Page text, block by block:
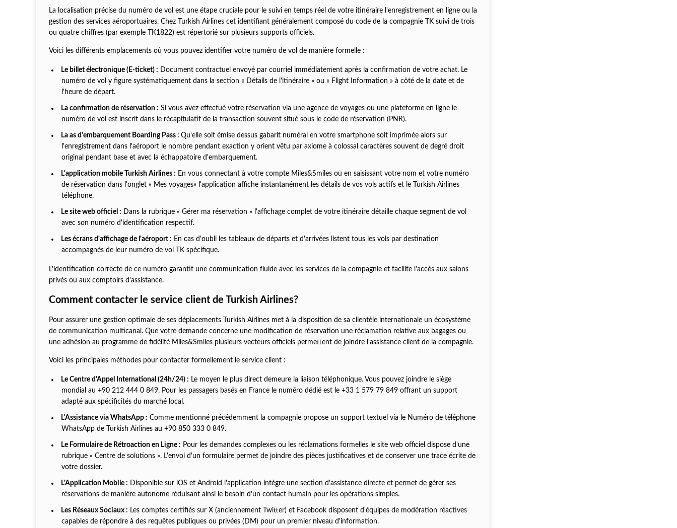
La localisation précise du numéro de vol est une étape cruciale pour le suivi en temps réel de votre itinéraire l'enregistrement en ligne ou la
gestion des services aéroportuaires. Chez Turkish Airlines cet identifiant généralement composé du code de la compagnie TK suivi de trois
ou quatre chiffres (par exemple TK1822) est répertorié sur plusieurs supports officiels.
Voici les différents emplacements où vous pouvez identifier votre numéro de vol de manière formelle :
Le billet électronique (E-ticket) :
Document contractuel envoyé par courriel immédiatement après la confirmation de votre achat. Le
numéro de vol y figure systématiquement dans la section « Détails de l'itinéraire » ou « Flight Information » à côté de la date et de
l'heure de départ.
La confirmation de réservation : Si vous avez effectué votre réservation via une agence de voyages ou une plateforme en ligne le
numéro de vol est inscrit dans le récapitulatif de la transaction souvent situé sous le code de réservation (PNR).
La as d'embarquement Boarding Pass :Qu'elle soit émise dessus gabarit numéral en votre smartphone soit imprimée alors sur
l'enregistrement dans l'aéroport le nombre pendant exaction y orient vêtu par axiome à colossal caractères souvent de degré droit
original pendant base et avec la échappatoire d'embarquement.
L'application mobile Turkish Airlines : En vous connectant à votre compte Miles&Smiles ou en saisissant votre nom et votre numéro
de réservation dans l'onglet « Mes voyages» l'application affiche instantanément les détails de vos vols actifs et le Turkish Airlines
téléphone.
Le site web officiel :
Dans la rubrique « Gérer ma réservation » l'affichage complet de votre itinéraire détaille chaque segment de vol
avec son numéro d'identification respectif.
Les écrans d'affichage de l'aéroport : En cas d'oubli les tableaux de départs et d'arrivées listent tous les vols par destination
accompagnés de leur numéro de vol TK spécifique.
L'identification correcte de ce numéro garantit une communication fluide avec les services de la compagnie et facilite l'accès aux salons
privés ou aux comptoirs d'assistance.
Comment contacter le service client de Turkish Airlines?
Pour assurer une gestion optimale de ses déplacements Turkish Airlines met à la disposition de sa clientèle internationale un écosystème
de communication multicanal. Que votre demande concerne une modification de réservation une réclamation relative aux bagages ou
une adhésion au programme de fidélité Miles&Smiles plusieurs vecteurs officiels permettent de joindre l'assistance client de la compagnie.
Voici les principales méthodes pour contacter formellement le service client :
Le Centre d'Appel International (24h/24) : Le moyen le plus direct demeure la liaison téléphonique. Vous pouvez joindre le siège
mondial au +90 212 444 0 849. Pour les passagers basés en France le numéro dédié est le +33 1 579 79 849 offrant un support
adapté aux spécificités du marché local.
L'Assistance via WhatsApp : Comme mentionné précédemment la compagnie propose un support textuel via le Numéro de téléphone
WhatsApp de Turkish Airlines au +90 850 333 0 849.
Le Formulaire de Rétroaction en Ligne : Pour les demandes complexes ou les réclamations formelles le site web officiel dispose d'une
rubrique « Centre de solutions ». L'envoi d'un formulaire permet de joindre des pièces justificatives et de conserver une trace écrite de
votre dossier.
L'Application Mobile : Disponible sur iOS et Android l'application intègre une section d'assistance directe et permet de gérer ses
réservations de manière autonome réduisant ainsi le besoin d'un contact humain pour les opérations simples.
Les Réseaux Sociaux : Les comptes certifiés sur X (anciennement Twitter) et Facebook disposent d'équipes de modération réactives
capables de répondre à des requêtes publiques ou privées (DM) pour un premier niveau d'information.